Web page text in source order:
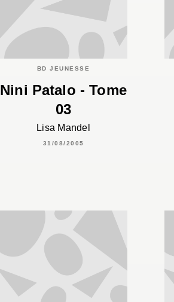
BD JEUNESSE
Nini Patalo - Tome
03
Lisa Mandel
31/08/2005